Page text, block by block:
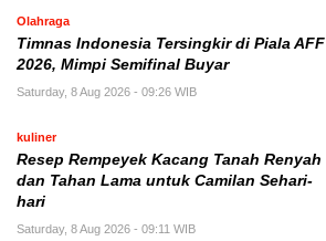
Olahraga
Timnas Indonesia Tersingkir di Piala AFF
2026, Mimpi Semifinal Buyar
Saturday, 8 Aug 2026 - 09:26 WIB
kuliner
Resep Rempeyek Kacang Tanah Renyah
dan Tahan Lama untuk Camilan Sehari-
hari
Saturday, 8 Aug 2026 - 09:11 WIB